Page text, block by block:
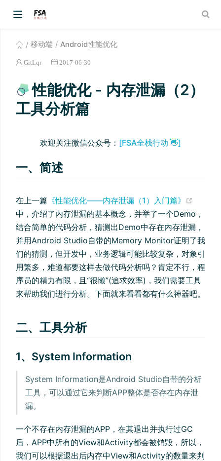
移动端 Android性能优化
GitLqr 2017-06-30
性能优化 - 内存泄漏（2）
工具分析篇
欢迎关注微信公众号： [FSA全栈行动 👋]
一、简述
在上一篇 《性能优化——内存泄漏（1）入门篇》
中，介绍了内存泄漏的基本概念，并举了一个Demo，
结合简单的代码分析，猜测出Demo中存在内存泄漏，
并用Android Studio自带的Memory Monitor证明了我
们的猜测，但开发中，业务逻辑可能比较复杂，对象引
用繁多，难道都要这样去做代码分析吗？肯定不行，程
序员的精力有限，且“很懒”(追求效率)，我们需要工具
来帮助我们进行分析。下面就来看看都有什么神器吧。
二、工具分析
1、System Information
System Information是Android Studio自带的分析
工具，可以通过它来判断APP整体是否存在内存泄
漏。
一个不存在内存泄漏的APP，在其退出并执行过GC
后，APP中所有的View和Activity都会被销毁，所以，
我们可以根据退出后内存中View和Activity的数量来判